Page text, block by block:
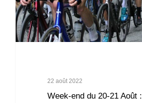
22 août 2022
Week-end du 20-21 Août :